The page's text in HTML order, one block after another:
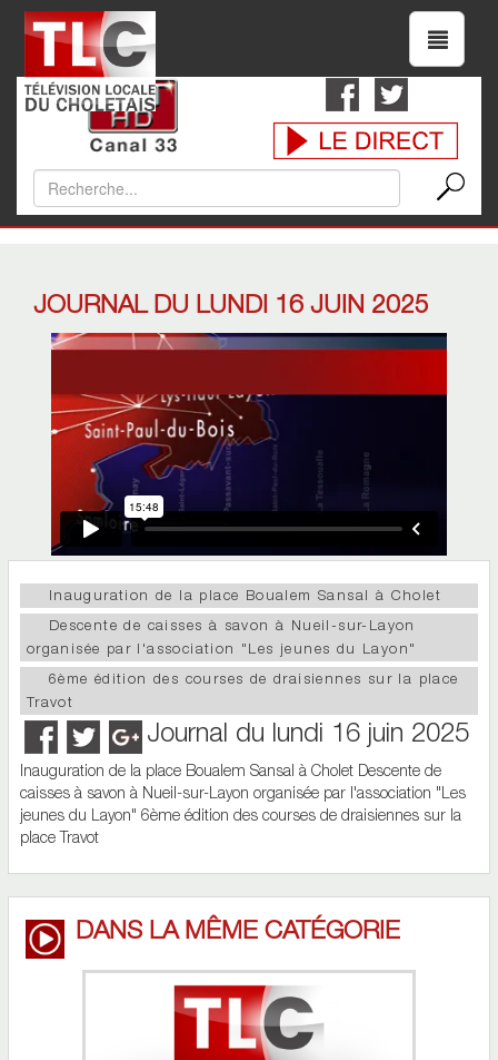
JOURNAL DU LUNDI 16 JUIN 2025
Inauguration de la place Boualem Sansal à Cholet
Descente de caisses à savon à Nueil-sur-Layon
organisée par l'association "Les jeunes du Layon"
6ème édition des courses de draisiennes sur la place
Travot
Journal du lundi 16 juin 2025
Inauguration de la place Boualem Sansal à Cholet Descente de
caisses à savon à Nueil-sur-Layon organisée par l'association "Les
jeunes du Layon" 6ème édition des courses de draisiennes sur la
place Travot
DANS LA MÊME CATÉGORIE